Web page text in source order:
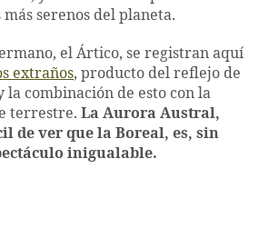
serenos del planeta.
el Ártico, se registran aquí
extraños, producto del reflejo de
la combinación de esto con la
terrestre. La Aurora Austral,
de ver que la Boreal, es, sin
inigualable.